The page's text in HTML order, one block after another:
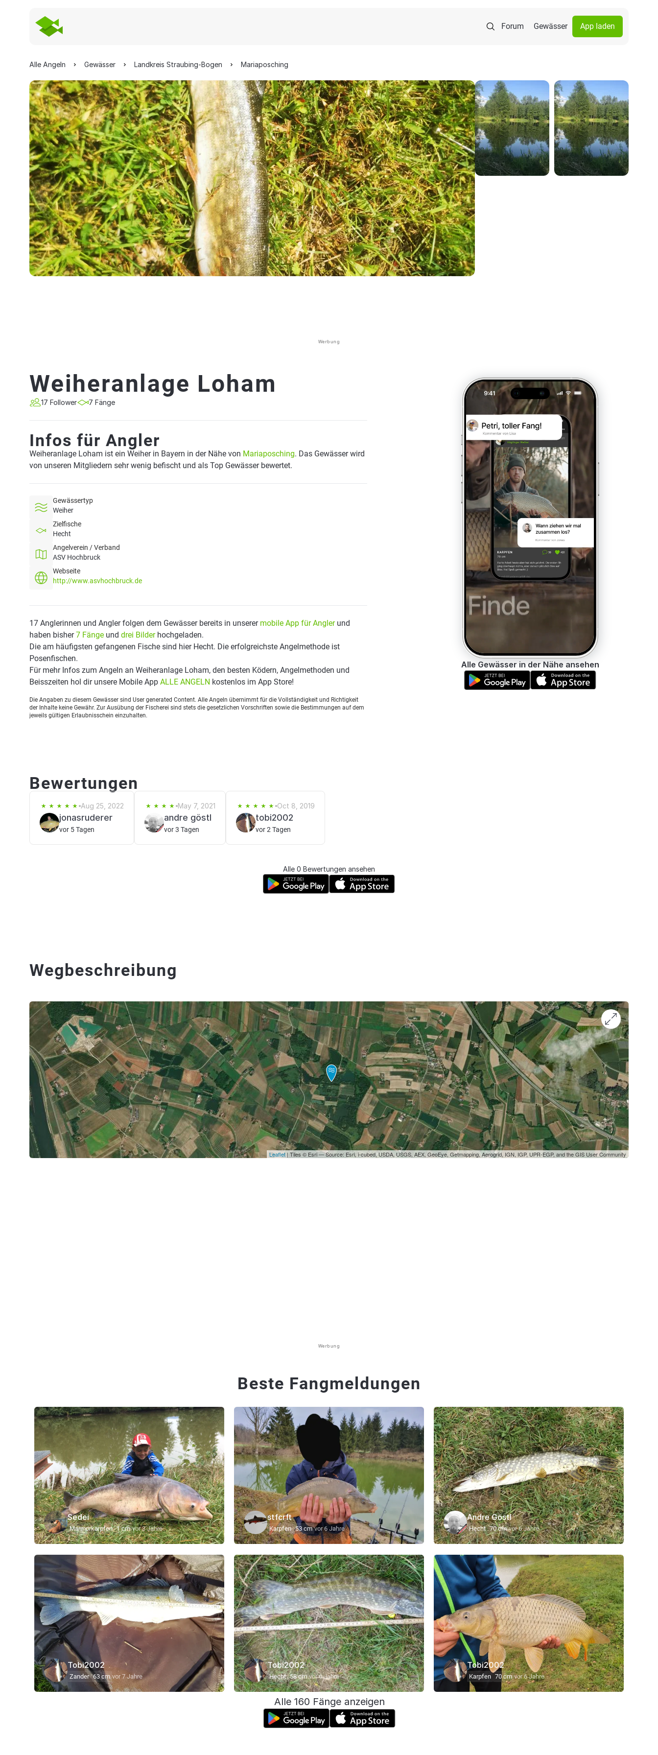
Forum Gewässer App laden
Alle Angeln Gewässer Landkreis Straubing-Bogen Mariaposching
Werbung
Weiheranlage Loham
17 Follower 7 Fänge
Infos für Angler
Weiheranlage Loham ist ein Weiher in Bayern in der Nähe von Mariaposching. Das Gewässer wird
von unseren Mitgliedern sehr wenig befischt und als Top Gewässer bewertet.
Gewässertyp
Weiher
Zielfische
Hecht
Angelverein / Verband
ASV Hochbruck
Webseite
http://www.asvhochbruck.de
17 Anglerinnen und Angler folgen dem Gewässer bereits in unserer mobile App für Anglerund
haben bisher7 Fänge und drei Bilderhochgeladen.
Die am häufigsten gefangenen Fische sind hier Hecht. Die erfolgreichste Angelmethode ist
Posenfischen.
Für mehr Infos zum Angeln an Weiheranlage Loham, den besten Ködern, Angelmethoden und
Beisszeiten hol dir unsere Mobile App ALLE ANGELN kostenlos im App Store!
Die Angaben zu diesem Gewässer sind User generated Content. Alle Angeln übernimmt für die Vollständigkeit und Richtigkeit
der Inhalte keine Gewähr. Zur Ausübung der Fischerei sind stets die gesetzlichen Vorschriften sowie die Bestimmungen auf dem
jeweils gültigen Erlaubnisschein einzuhalten.
Alle Gewässer in der Nähe ansehen
Bewertungen
Aug 25, 2022
jonasruderer
vor 5 Tagen
May 7, 2021
andre göstl
vor 3 Tagen
Oct 8, 2019
tobi2002
vor 2 Tagen
Alle 0 Bewertungen ansehen
Wegbeschreibung
Leaflet | Tiles © Esri — Source: Esri, i-cubed, USDA, USGS, AEX, GeoEye, Getmapping, Aerogrid, IGN, IGP, UPR-EGP, and the GIS User Community
Werbung
Beste Fangmeldungen
Sedei
Marmorkarpfen 1 cm vor 3 Jahre
stfcrft
Karpfen 53 cm vor 6 Jahre
Andre Göstl
Hecht 70 cm vor 6 Jahre
Tobi2002
Zander 63 cm vor 7 Jahre
Tobi2002
Hecht 58 cm vor 6 Jahre
Tobi2002
Karpfen 70 cm vor 6 Jahre
Alle 160 Fänge anzeigen